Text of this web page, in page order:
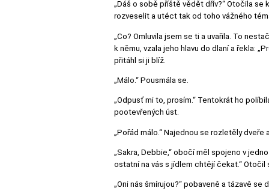
„Dáš o sobě příště vědět dřív?“ Otočila se
rozveselit a utéct tak od toho vážného
„Co? Omluvila jsem se ti a uvařila. To
k němu, vzala jeho hlavu do dlaní a řekla:
přitáhl si ji blíž.
„Málo.“ Pousmála se.
„Odpusť mi to, prosím.“ Tentokrát ho
pootevřených úst.
„Pořád málo.“ Najednou se rozletěly dveře
„Sakra, Debbie,“ obočí měl spojeno v
ostatní na vás s jídlem chtějí čekat.“
„Oni nás šmírujou?“ pobaveně a tázavě se